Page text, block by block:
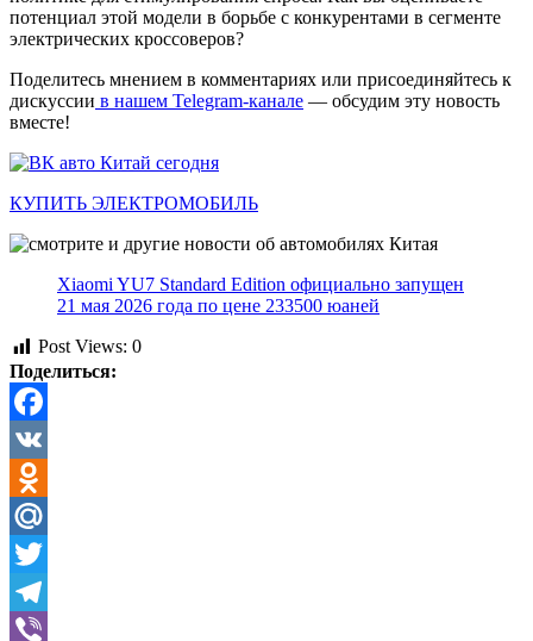
потенциал этой модели в борьбе с конкурентами в сегменте
электрических кроссоверов?
Поделитесь мнением в комментариях или присоединяйтесь к
дискуссии в нашем Telegram-канале — обсудим эту новость
вместе!
КУПИТЬ ЭЛЕКТРОМОБИЛЬ
Xiaomi YU7 Standard Edition официально запущен
21 мая 2026 года по цене 233500 юаней
Post Views: 0
Поделиться:
Facebook
VK
Odnoklassniki
Mail.Ru
Twitter
Telegram